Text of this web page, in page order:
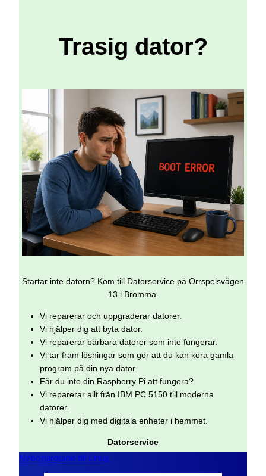
Trasig dator?
Startar inte datorn? Kom till Datorservice på Orrspelsvägen
13 i Bromma.
Vi reparerar och uppgraderar datorer.
Vi hjälper dig att byta dator.
Vi reparerar bärbara datorer som inte fungerar.
Vi tar fram lösningar som gör att du kan köra gamla
program på din nya dator.
Får du inte din Raspberry Pi att fungera?
Vi reparerar allt från IBM PC 5150 till moderna
datorer.
Vi hjälper dig med digitala enheter i hemmet.
Datorservice
Nybörjarguide till Linux